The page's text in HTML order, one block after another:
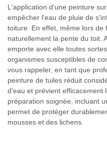
L'application d'une peinture
empêcher l'eau de pluie de
toiture. En effet, même lors de
naturellement la pente du toit.
emporte avec elle toutes
organismes susceptibles de
vous rappeler, en tant que
peinture de tuiles réduit
d'eau et prévient efficacement
préparation soignée, incluant
permet de protéger
mousses et des lichens.